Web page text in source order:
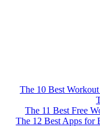
The 10 Best
The 11 Best Free
The 12 Best Apps for